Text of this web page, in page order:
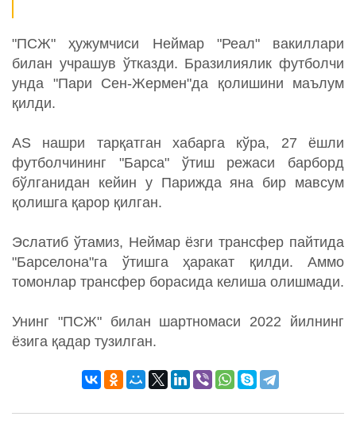
"ПСЖ" ҳужумчиси Неймар "Реал" вакиллари
билан учрашув ўтказди. Бразилиялик футболчи
унда "Пари Сен-Жермен"да қолишини маълум
қилди.
AS нашри тарқатган хабарга кўра, 27 ёшли
футболчининг "Барса" ўтиш режаси барборд
бўлганидан кейин у Парижда яна бир мавсум
қолишга қарор қилган.
Эслатиб ўтамиз, Неймар ёзги трансфер пайтида
"Барселона"га ўтишга ҳаракат қилди. Аммо
томонлар трансфер борасида келиша олишмади.
Унинг "ПСЖ" билан шартномаси 2022 йилнинг
ёзига қадар тузилган.